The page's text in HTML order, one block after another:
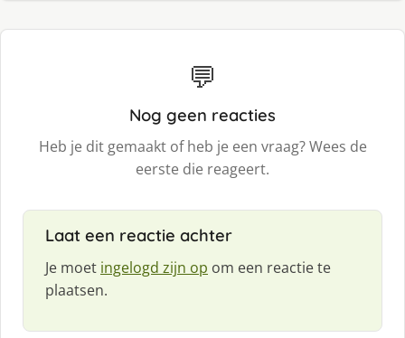
💬
Nog geen reacties
Heb je dit gemaakt of heb je een vraag? Wees de
eerste die reageert.
Laat een reactie achter
Je moet ingelogd zijn op om een reactie te
plaatsen.